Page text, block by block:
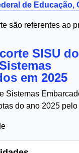
de Educação,
são referentes ao
SISU do
em 2025
Sistemas
do ano 2025 pelo